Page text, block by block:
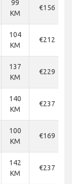
99
KM
€156
104
KM
€212
137
KM
€229
140
KM
€237
100
KM
€169
142
KM
€237